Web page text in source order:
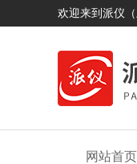
欢迎来到派仪
网站首页